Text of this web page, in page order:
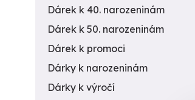
Dárek k 40. narozeninám
Dárek k 50. narozeninám
Dárek k promoci
Dárky k narozeninám
Dárky k výročí